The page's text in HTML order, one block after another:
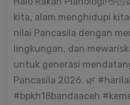
kita, alam menghidupi
nilai Pancasila dengan
lingkungan, dan
untuk generasi
Pancasila 2026. 🌿
#bpkh18bandaaceh